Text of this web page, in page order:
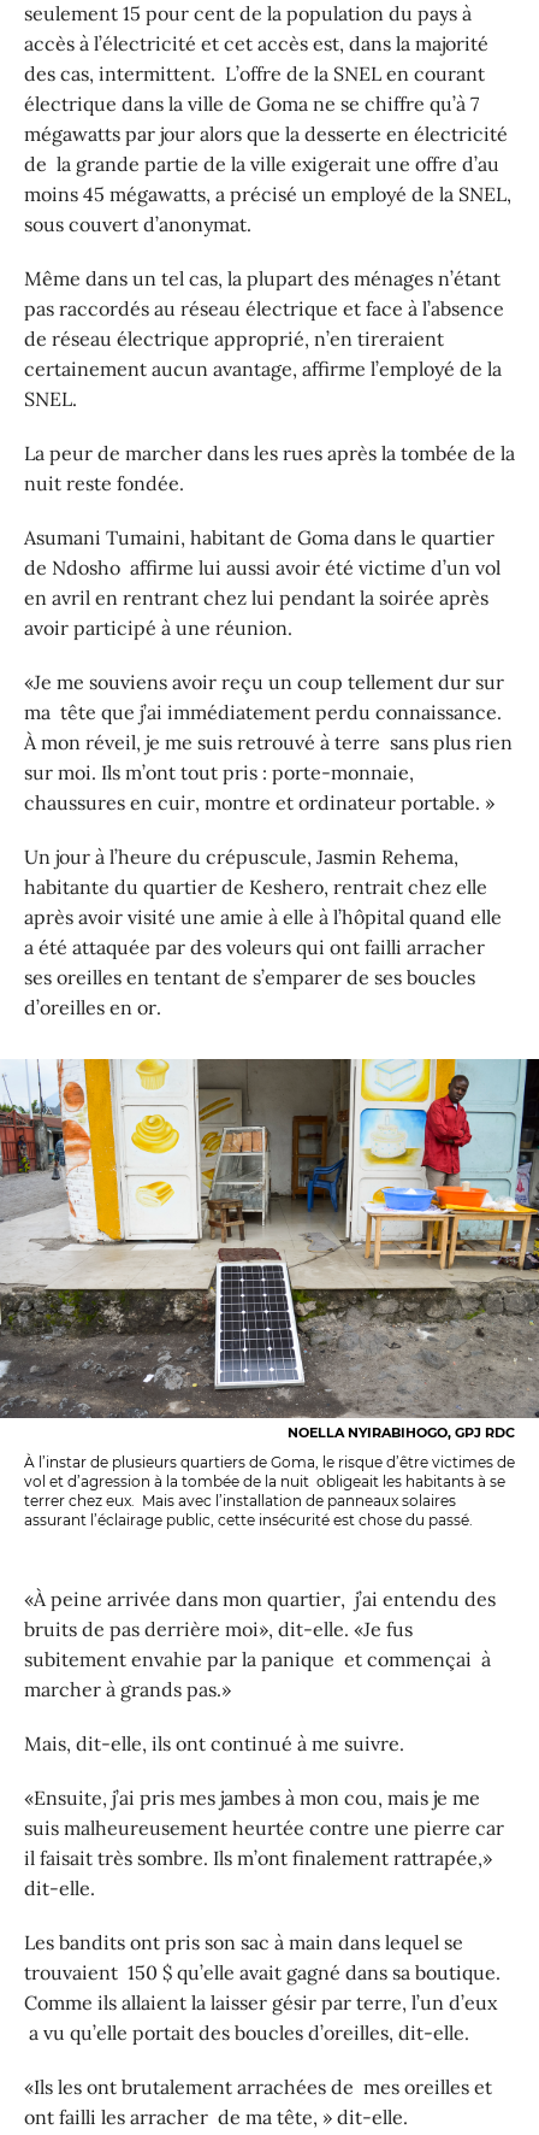
seulement 15 pour cent de la population du pays à
accès à l’électricité et cet accès est, dans la majorité
des cas, intermittent. L’offre de la SNEL en courant
électrique dans la ville de Goma ne se chiffre qu’à 7
mégawatts par jour alors que la desserte en électricité
de la grande partie de la ville exigerait une offre d’au
moins 45 mégawatts, a précisé un employé de la SNEL,
sous couvert d’anonymat.
Même dans un tel cas, la plupart des ménages n’étant
pas raccordés au réseau électrique et face à l’absence
de réseau électrique approprié, n’en tireraient
certainement aucun avantage, affirme l’employé de la
SNEL.
La peur de marcher dans les rues après la tombée de la
nuit reste fondée.
Asumani Tumaini, habitant de Goma dans le quartier
de Ndosho affirme lui aussi avoir été victime d’un vol
en avril en rentrant chez lui pendant la soirée après
avoir participé à une réunion.
«Je me souviens avoir reçu un coup tellement dur sur
ma tête que j’ai immédiatement perdu connaissance.
À mon réveil, je me suis retrouvé à terre sans plus rien
sur moi. Ils m’ont tout pris : porte-monnaie,
chaussures en cuir, montre et ordinateur portable. »
Un jour à l’heure du crépuscule, Jasmin Rehema,
habitante du quartier de Keshero, rentrait chez elle
après avoir visité une amie à elle à l’hôpital quand elle
a été attaquée par des voleurs qui ont failli arracher
ses oreilles en tentant de s’emparer de ses boucles
d’oreilles en or.
NOELLA NYIRABIHOGO, GPJ RDC
À l’instar de plusieurs quartiers de Goma, le risque d’être victimes de
vol et d’agression à la tombée de la nuit obligeait les habitants à se
terrer chez eux. Mais avec l’installation de panneaux solaires
assurant l’éclairage public, cette insécurité est chose du passé.
«À peine arrivée dans mon quartier, j’ai entendu des
bruits de pas derrière moi», dit-elle. «Je fus
subitement envahie par la panique et commençai à
marcher à grands pas.»
Mais, dit-elle, ils ont continué à me suivre.
«Ensuite, j’ai pris mes jambes à mon cou, mais je me
suis malheureusement heurtée contre une pierre car
il faisait très sombre. Ils m’ont finalement rattrapée,»
dit-elle.
Les bandits ont pris son sac à main dans lequel se
trouvaient 150 $ qu’elle avait gagné dans sa boutique.
Comme ils allaient la laisser gésir par terre, l’un d’eux
a vu qu’elle portait des boucles d’oreilles, dit-elle.
«Ils les ont brutalement arrachées de mes oreilles et
ont failli les arracher de ma tête, » dit-elle.